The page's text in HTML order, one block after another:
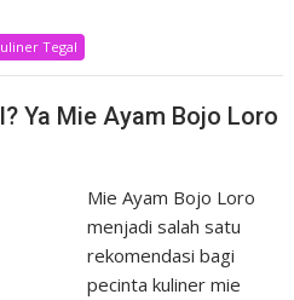
Tegal
Ya Mie Ayam Bojo Loro
Mie Ayam Bojo Loro
menjadi salah satu
rekomendasi bagi
pecinta kuliner mie